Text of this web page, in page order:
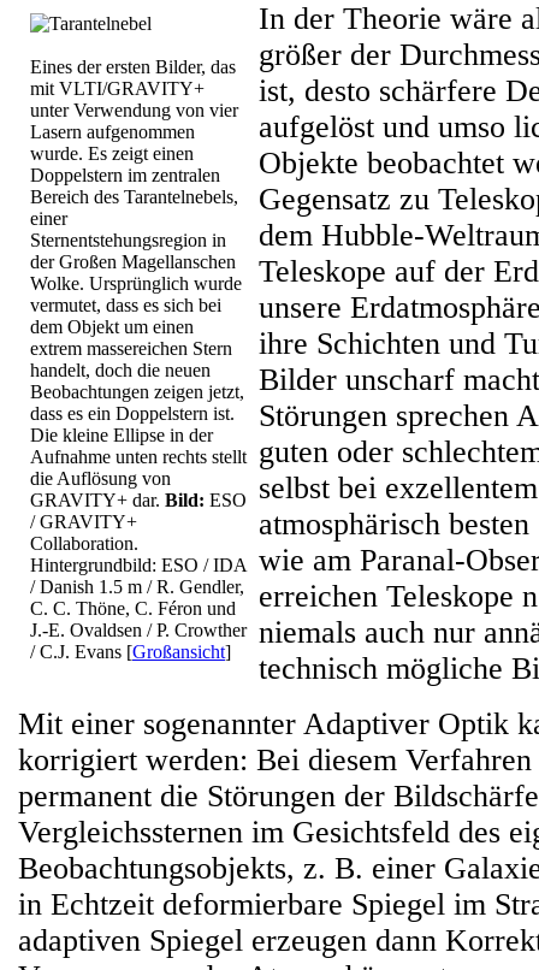
Eines der ersten Bilder, das
mit VLTI/GRAVITY+
unter Verwendung von vier
Lasern aufgenommen
wurde. Es zeigt einen
Doppelstern im zentralen
Bereich des Tarantelnebels,
einer
Sternentstehungsregion in
der Großen Magellanschen
Wolke. Ursprünglich wurde
vermutet, dass es sich bei
dem Objekt um einen
extrem massereichen Stern
handelt, doch die neuen
Beobachtungen zeigen jetzt,
dass es ein Doppelstern ist.
Die kleine Ellipse in der
Aufnahme unten rechts stellt
die Auflösung von
GRAVITY+ dar. Bild: ESO
/ GRAVITY+
Collaboration.
Hintergrundbild: ESO / IDA
/ Danish 1.5 m / R. Gendler,
C. C. Thöne, C. Féron und
J.-E. Ovaldsen / P. Crowther
/ C.J. Evans [Großansicht]
In der Theorie wäre
größer der
ist, desto schärfere
aufgelöst und umso
Objekte beobachtet
Gegensatz zu
dem Hubble-
Teleskope auf der
unsere
ihre Schichten und
Bilder unscharf
Störungen sprechen
guten oder
selbst bei
atmosphärisch
wie am Paranal-
erreichen Teleskope
niemals auch nur
technisch mögliche
Mit einer sogenannter Adaptiver Optik
korrigiert werden: Bei diesem
permanent die Störungen der
Vergleichssternen im Gesichtsfeld des
Beobachtungsobjekts, z. B. einer
in Echtzeit deformierbare Spiegel im
adaptiven Spiegel erzeugen dann